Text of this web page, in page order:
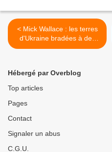
< Mick Wallace : les terres
d'Ukraine bradées à des
entreprises occidentales
Hébergé par Overblog
Top articles
Pages
Contact
Signaler un abus
C.G.U.